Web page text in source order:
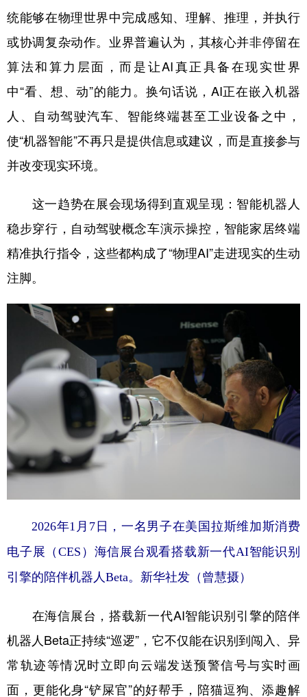
统能够在物理世界中完成感知、理解、推理，并执行
或协调复杂动作。业界普遍认为，其核心并非停留在
算法和算力层面，而是让AI真正具备在现实世界
中“看、想、动”的能力。换句话说，AI正在嵌入机器
人、自动驾驶汽车、智能终端甚至工业设备之中，
使“机器智能”不再只是提供信息或建议，而是直接参与
并改变现实环境。
这一趋势在展会现场得到直观呈现：智能机器人
稳步穿行，自动驾驶概念车演示操控，智能家居终端
精准执行指令，这些都构成了“物理AI”走进现实的生动
注脚。
2026年1月7日，一名男子在美国拉斯维加斯消费
电子展（CES）海信展台观看搭载新一代AI智能识别
引擎的陪伴机器人Beta。新华社发（曾慧摄）
在海信展台，搭载新一代AI智能识别引擎的陪伴
机器人Beta正持续“巡逻”，它不仅能在识别到闯入、异
常轨迹等情况时立即向云端发送预警信号与实时画
面，更能化身“铲屎官”的好帮手，陪猫逗狗、添趣解